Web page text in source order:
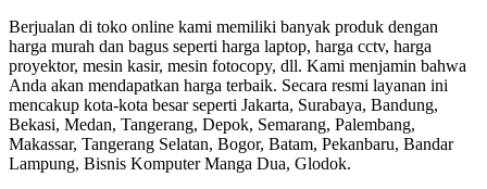
Berjualan di toko online kami memiliki banyak produk dengan
harga murah dan bagus seperti harga laptop, harga cctv, harga
proyektor, mesin kasir, mesin fotocopy, dll. Kami menjamin bahwa
Anda akan mendapatkan harga terbaik. Secara resmi layanan ini
mencakup kota-kota besar seperti Jakarta, Surabaya, Bandung,
Bekasi, Medan, Tangerang, Depok, Semarang, Palembang,
Makassar, Tangerang Selatan, Bogor, Batam, Pekanbaru, Bandar
Lampung, Bisnis Komputer Manga Dua, Glodok.